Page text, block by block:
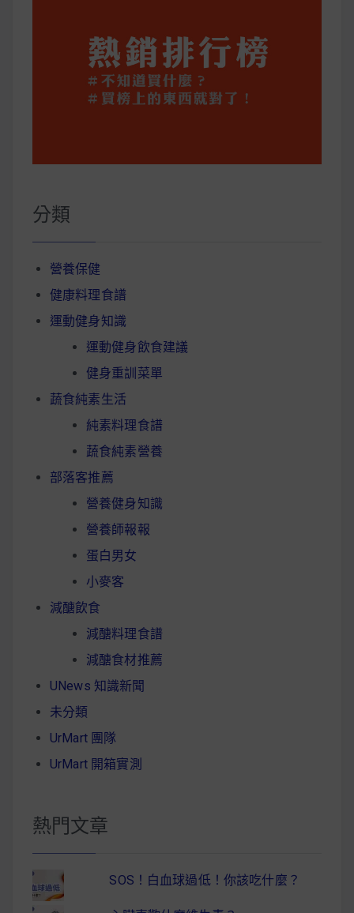
分類
營養保健
健康料理食譜
運動健身知識
運動健身飲食建議
健身重訓菜單
蔬食純素生活
純素料理食譜
蔬食純素營養
部落客推薦
營養健身知識
營養師報報
蛋白男女
小麥客
減醣飲食
減醣料理食譜
減醣食材推薦
UNews 知識新聞
未分類
UrMart 團隊
UrMart 開箱實測
熱門文章
SOS！白血球過低！你該吃什麼？